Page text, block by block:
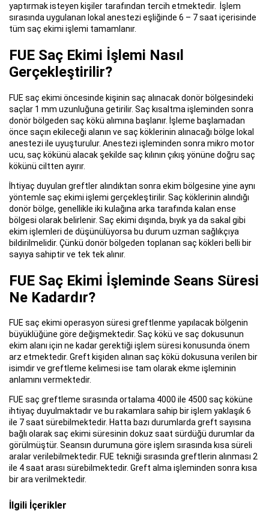
yaptırmak isteyen kişiler tarafından tercih etmektedir. İşlem
sırasında uygulanan lokal anestezi eşliğinde 6 – 7 saat içerisinde
tüm saç ekimi işlemi tamamlanır.
FUE Saç Ekimi İşlemi Nasıl
Gerçekleştirilir?
FUE saç ekimi öncesinde kişinin saç alınacak donör bölgesindeki
saçlar 1 mm uzunluğuna getirilir. Saç kısaltma işleminden sonra
donör bölgeden saç kökü alımına başlanır. İşleme başlamadan
önce saçın ekileceği alanın ve saç köklerinin alınacağı bölge lokal
anestezi ile uyuşturulur. Anestezi işleminden sonra mikro motor
ucu, saç kökünü alacak şekilde saç kılının çıkış yönüne doğru saç
kökünü ciltten ayırır.
İhtiyaç duyulan greftler alındıktan sonra ekim bölgesine yine aynı
yöntemle saç ekimi işlemi gerçekleştirilir. Saç köklerinin alındığı
donör bölge, genellikle iki kulağına arka tarafında kalan ense
bölgesi olarak belirlenir. Saç ekimi dışında, bıyık ya da sakal gibi
ekim işlemleri de düşünülüyorsa bu durum uzman sağlıkçıya
bildirilmelidir. Çünkü donör bölgeden toplanan saç kökleri belli bir
sayıya sahiptir ve tek tek alınır.
FUE Saç Ekimi İşleminde Seans Süresi
Ne Kadardır?
FUE saç ekimi operasyon süresi greftlenme yapılacak bölgenin
büyüklüğüne göre değişmektedir. Saç kökü ve saç dokusunun
ekim alanı için ne kadar gerektiği işlem süresi konusunda önem
arz etmektedir. Greft kişiden alınan saç kökü dokusuna verilen bir
isimdir ve greftleme kelimesi ise tam olarak ekme işleminin
anlamını vermektedir.
FUE saç greftleme sırasında ortalama 4000 ile 4500 saç köküne
ihtiyaç duyulmaktadır ve bu rakamlara sahip bir işlem yaklaşık 6
ile 7 saat sürebilmektedir. Hatta bazı durumlarda greft sayısına
bağlı olarak saç ekimi süresinin dokuz saat sürdüğü durumlar da
görülmüştür. Seansın durumuna göre işlem sırasında kısa süreli
aralar verilebilmektedir. FUE tekniği sırasında greftlerin alınması 2
ile 4 saat arası sürebilmektedir. Greft alma işleminden sonra kısa
bir ara verilmektedir.
İlgili İçerikler